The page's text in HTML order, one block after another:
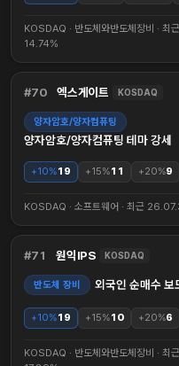
KOSDAQ · 반도체와반도체장비 ·
14.74%
70 엑스게이트 KOSDAQ
양자암호/양자컴퓨팅
양자암호/양자컴퓨팅 테마 강세
+10%19 +15%11 +20%9
KOSDAQ · 소프트웨어 · 최근
71 원익IPS KOSDAQ
반도체 장비 외국인 순매수 보
+10%19 +15%10 +20%6
KOSDAQ · 반도체와반도체장비 ·